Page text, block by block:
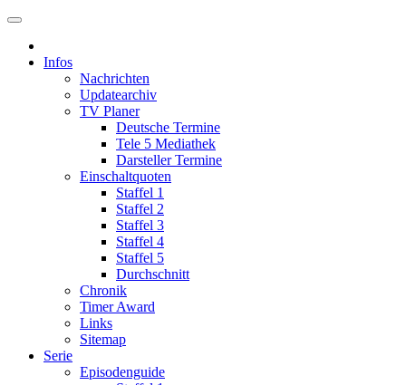
Infos
Nachrichten
Updatearchiv
TV Planer
Deutsche Termine
Tele 5 Mediathek
Darsteller Termine
Einschaltquoten
Staffel 1
Staffel 2
Staffel 3
Staffel 4
Staffel 5
Durchschnitt
Chronik
Timer Award
Links
Sitemap
Serie
Episodenguide